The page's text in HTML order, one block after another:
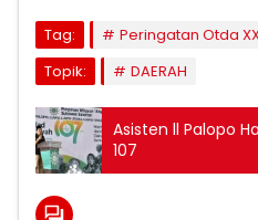
Tag:
Peringatan Otda
Topik:
DAERAH
Asisten ll Palopo
107